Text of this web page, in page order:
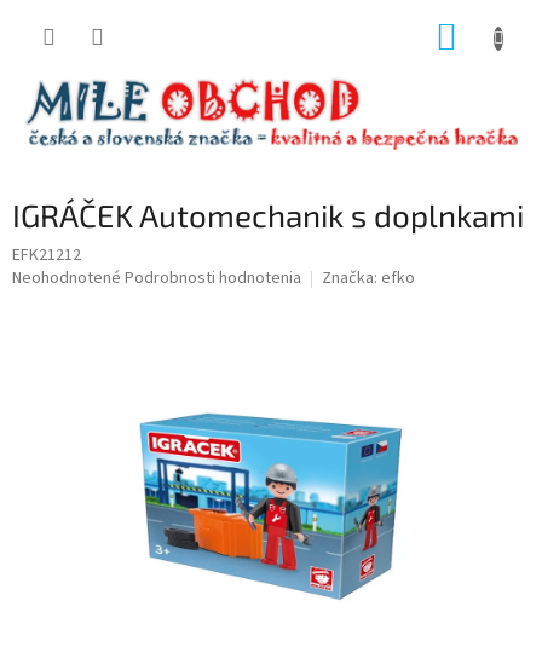
IGRÁČEK Automechanik s doplnkami
EFK21212
Priemerné
Neohodnotené Podrobnosti hodnotenia Značka: efko